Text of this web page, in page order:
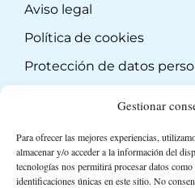
Gestionar
Para ofrecer las mejores experiencias,
almacenar y/o acceder a la información del
tecnologías nos permitirá procesar datos
identificaciones únicas en este sitio. No
Aviso legal
Política de cookies
Protección de datos